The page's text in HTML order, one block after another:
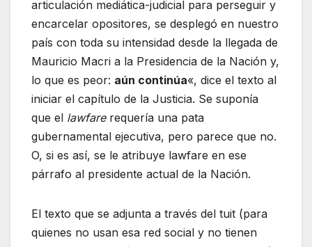
articulación mediática-judicial para perseguir y
encarcelar opositores, se desplegó en nuestro
país con toda su intensidad desde la llegada de
Mauricio Macri a la Presidencia de la Nación y,
lo que es peor: aún continúa«, dice el texto al
iniciar el capítulo de la Justicia. Se suponía
que el lawfarerequería una pata
gubernamental ejecutiva, pero parece que no.
O, si es así, se le atribuye lawfare en ese
párrafo al presidente actual de la Nación.
El texto que se adjunta a través del tuit (para
quienes no usan esa red social y no tienen